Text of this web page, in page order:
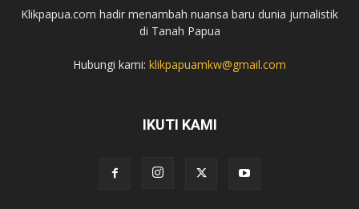
Klikpapua.com hadir menambah nuansa baru dunia jurnalistik
di Tanah Papua
Hubungi kami: klikpapuamkw@gmail.com
IKUTI KAMI